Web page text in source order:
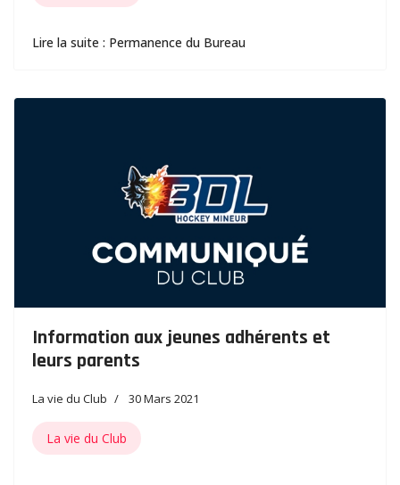
Lire la suite : Permanence du Bureau
Information aux jeunes adhérents et
leurs parents
La vie du Club 30 Mars 2021
La vie du Club